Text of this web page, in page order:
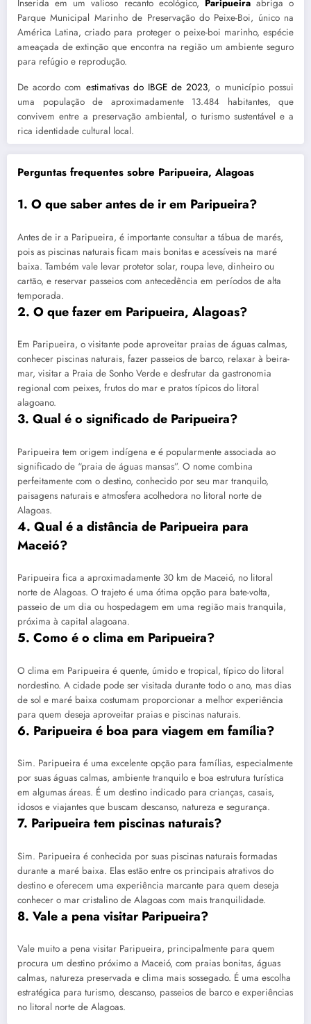
Inserida em um valioso recanto ecológico, Paripueiraabriga o
Parque Municipal Marinho de Preservação do Peixe-Boi, único na
América Latina, criado para proteger o peixe-boi marinho, espécie
ameaçada de extinção que encontra na região um ambiente seguro
para refúgio e reprodução.
De acordo com estimativas do IBGE de 2023, o município possui
uma população de aproximadamente 13.484 habitantes, que
convivem entre a preservação ambiental, o turismo sustentável e a
rica identidade cultural local.
Perguntas frequentes sobre Paripueira, Alagoas
1. O que saber antes de ir em Paripueira?
Antes de ir a Paripueira, é importante consultar a tábua de marés,
pois as piscinas naturais ficam mais bonitas e acessíveis na maré
baixa. Também vale levar protetor solar, roupa leve, dinheiro ou
cartão, e reservar passeios com antecedência em períodos de alta
temporada.
2. O que fazer em Paripueira, Alagoas?
Em Paripueira, o visitante pode aproveitar praias de águas calmas,
conhecer piscinas naturais, fazer passeios de barco, relaxar à beira-
mar, visitar a Praia de Sonho Verde e desfrutar da gastronomia
regional com peixes, frutos do mar e pratos típicos do litoral
alagoano.
3. Qual é o significado de Paripueira?
Paripueira tem origem indígena e é popularmente associada ao
significado de “praia de águas mansas”. O nome combina
perfeitamente com o destino, conhecido por seu mar tranquilo,
paisagens naturais e atmosfera acolhedora no litoral norte de
Alagoas.
4. Qual é a distância de Paripueira para
Maceió?
Paripueira fica a aproximadamente 30 km de Maceió, no litoral
norte de Alagoas. O trajeto é uma ótima opção para bate-volta,
passeio de um dia ou hospedagem em uma região mais tranquila,
próxima à capital alagoana.
5. Como é o clima em Paripueira?
O clima em Paripueira é quente, úmido e tropical, típico do litoral
nordestino. A cidade pode ser visitada durante todo o ano, mas dias
de sol e maré baixa costumam proporcionar a melhor experiência
para quem deseja aproveitar praias e piscinas naturais.
6. Paripueira é boa para viagem em família?
Sim. Paripueira é uma excelente opção para famílias, especialmente
por suas águas calmas, ambiente tranquilo e boa estrutura turística
em algumas áreas. É um destino indicado para crianças, casais,
idosos e viajantes que buscam descanso, natureza e segurança.
7. Paripueira tem piscinas naturais?
Sim. Paripueira é conhecida por suas piscinas naturais formadas
durante a maré baixa. Elas estão entre os principais atrativos do
destino e oferecem uma experiência marcante para quem deseja
conhecer o mar cristalino de Alagoas com mais tranquilidade.
8. Vale a pena visitar Paripueira?
Vale muito a pena visitar Paripueira, principalmente para quem
procura um destino próximo a Maceió, com praias bonitas, águas
calmas, natureza preservada e clima mais sossegado. É uma escolha
estratégica para turismo, descanso, passeios de barco e experiências
no litoral norte de Alagoas.